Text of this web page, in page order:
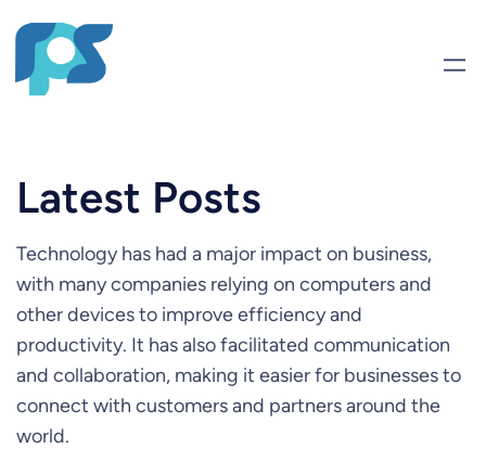
to
content
Latest Posts
Technology has had a major impact on business,
with many companies relying on computers and
other devices to improve efficiency and
productivity. It has also facilitated communication
and collaboration, making it easier for businesses to
connect with customers and partners around the
world.